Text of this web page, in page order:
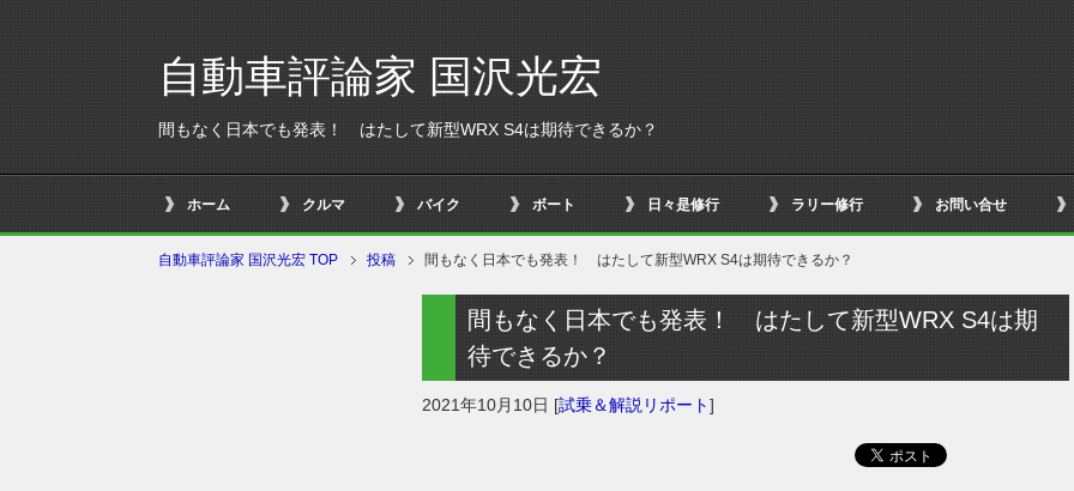
自動車評論家 国沢光宏
間もなく日本でも発表！ はたして新型WRX S4は期待できるか？
ホーム クルマ バイク ボート 日々是修行 ラリー修行 お問い合せ
自動車評論家 国沢光宏 TOP 投稿 間もなく日本でも発表！ はたして新型WRX S4は期待できるか？
間もなく日本でも発表！ はたして新型WRX S4は期
待できるか？
2021年10月10日 [試乗＆解説リポート]